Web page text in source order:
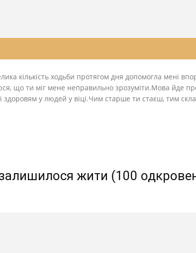
кількість ходьби протягом дня допомогла мені
що ти міг мене неправильно зрозуміти.Мова йде
здоровям у людей у віці.Чим старше ти стаєш, тим
жити (100